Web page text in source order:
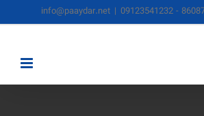
|
info@paaydar.net